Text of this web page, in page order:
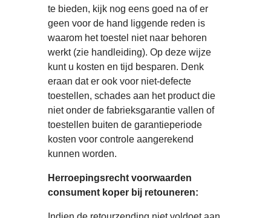
te bieden, kijk nog eens goed na of er
geen voor de hand liggende reden is
waarom het toestel niet naar behoren
werkt (zie handleiding). Op deze wijze
kunt u kosten en tijd besparen. Denk
eraan dat er ook voor niet-defecte
toestellen, schades aan het product die
niet onder de fabrieksgarantie vallen of
toestellen buiten de garantieperiode
kosten voor controle aangerekend
kunnen worden.
Herroepingsrecht voorwaarden
consument koper bij retouneren: